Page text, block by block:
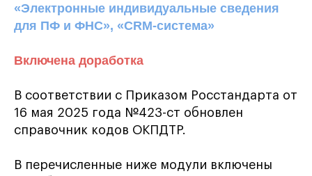
«Электронные индивидуальные сведения
для ПФ и ФНС», «CRM-система»
Включена доработка
В соответствии с Приказом Росстандарта от
16 мая 2025 года №423-ст обновлен
справочник кодов ОКПДТР.
В перечисленные ниже модули включены